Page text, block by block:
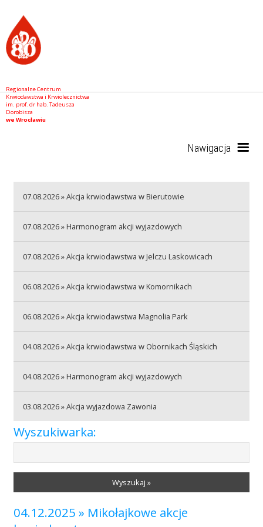
Regionalne Centrum
Krwiodawstwa i Krwiolecznictwa
im. prof. dr hab. Tadeusza
Dorobisza
we Wrocławiu
Nawigacja
Akcje wyjazdowe
Szkolenia
07.08.2026 » Akcja krwiodawstwa w Bierutowie
07.08.2026 » Harmonogram akcji wyjazdowych
07.08.2026 » Akcja krwiodawstwa w Jelczu Laskowicach
06.08.2026 » Akcja krwiodawstwa w Komornikach
06.08.2026 » Akcja krwiodawstwa Magnolia Park
04.08.2026 » Akcja krwiodawstwa w Obornikach Śląskich
04.08.2026 » Harmonogram akcji wyjazdowych
03.08.2026 » Akcja wyjazdowa Zawonia
Wyszukiwarka:
Wyszukaj »
04.12.2025 » Mikołajkowe akcje